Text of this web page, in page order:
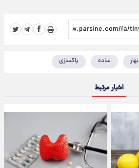
بهار ساده پاکسازی
اخبار مرتبط